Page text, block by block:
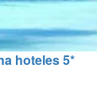
hoteles 5*